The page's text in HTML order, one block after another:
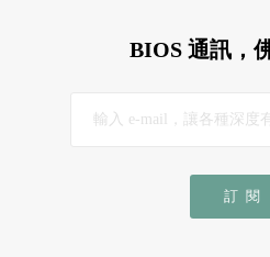
BIOS 通訊，
訂閱